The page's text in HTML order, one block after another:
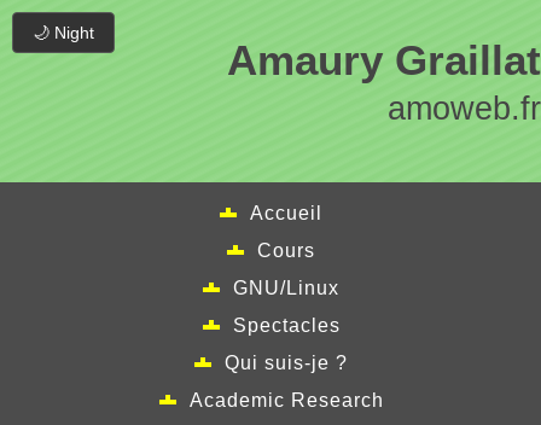
🌙 Night
Amaury Graillat
amoweb.fr
Accueil
Cours
GNU/Linux
Spectacles
Qui suis-je ?
Academic Research